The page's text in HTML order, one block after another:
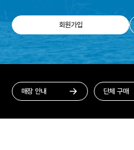
회원가입
매장 안내 단체 구매